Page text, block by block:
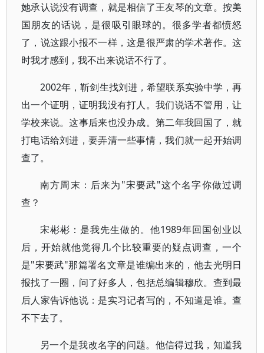
她承认说没有调查，就是相信了王友琴的文章。按美
国朋友的话说，是很吸引眼球的。很多学者都愤怒
了，说这跟小报不一样，这是很严肃的学术著作。这
时我才感到，我不出来说话不行了。
2002年，靳剑生找刘进，希望联系实验中学，再
出一个证明，证明我没有打人。我们说话不管用，让
学校来说。这事后来也没办成。第二年我回国了，就
打电话给刘进，要弄清一些事情，我们就一起开始调
查了。
南方周末：后来为"宋要武"这个名字你做过调
查？
宋彬彬：是我先生做的。他1989年回国创业以
后，开始就他觉得几个比较重要的疑点调查，一个
是"宋要武"那篇署名文章是谁编出来的，他去光明日
报找了一圈，问了好多人，包括总编辑穆欣。查到最
后人家告诉他说：是实习记者写的，不知道是谁。查
不下去了。
另一个是我改名字的问题。他信得过我，知道我